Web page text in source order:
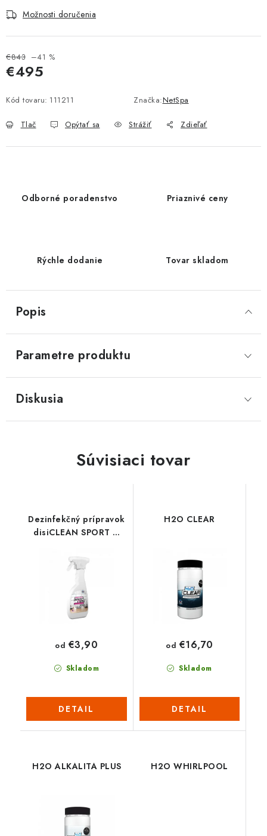
Možnosti doručenia
€843 –41 %
€495
Kód tovaru: 111211 Značka:NetSpa
Tlač Opýtať sa Strážiť Zdieľať
Odborné poradenstvo Priaznivé ceny
Rýchle dodanie Tovar skladom
Popis
Parametre produktu
Diskusia
Súvisiaci tovar
Dezinfekčný prípravok
disiCLEAN SPORT &
Skladom
od €3,90
DETAIL
H2O CLEAR
Skladom
od €16,70
DETAIL
H2O ALKALITA PLUS H2O WHIRLPOOL